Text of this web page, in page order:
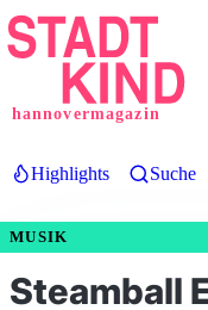
Direkt
zum
hannovermagazin
Highlights Suche
MUSIK
Steamball